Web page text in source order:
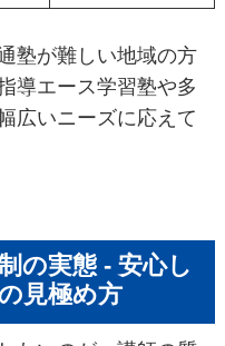
塾が難しい地域の方
導エース学習塾や多
広いニーズに応えて
の実態 - 安心し
見極め方